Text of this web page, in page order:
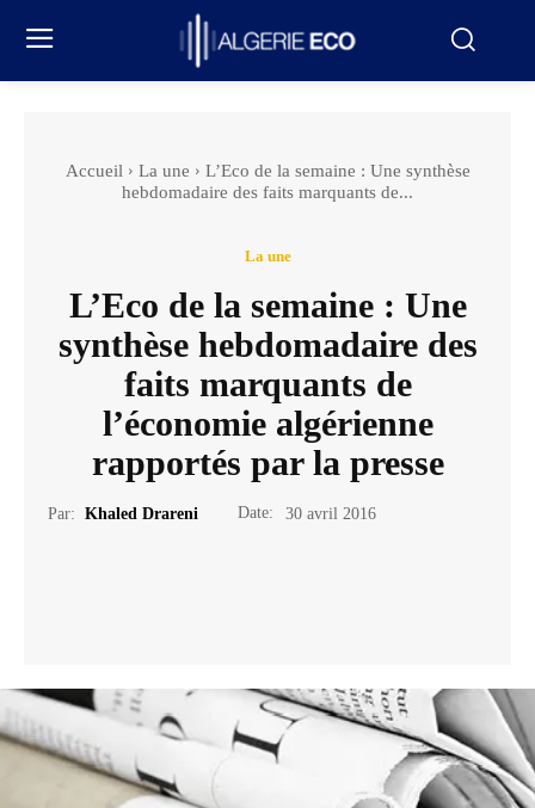
Accueil La une
L’Eco de la semaine : Une synthèse
hebdomadaire des faits marquants de...
La une
L’Eco de la semaine : Une
synthèse hebdomadaire des
faits marquants de
l’économie algérienne
rapportés par la presse
Par: Khaled Drareni Date: 30 avril 2016